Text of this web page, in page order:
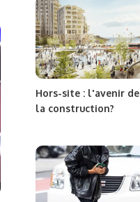
Hors-site : l'avenir de
la construction?